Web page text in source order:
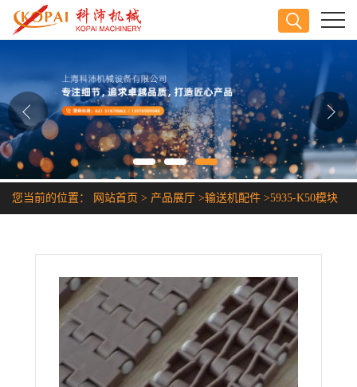
公司介绍
公司动态
产品展厅
证书荣誉
您当前的位置： 网站首页 > 产品展厅 >输送机配件 >5935-K50模块